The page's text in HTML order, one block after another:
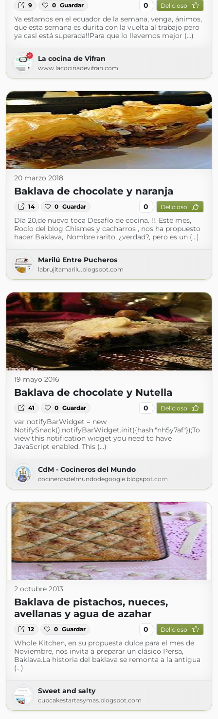
9 0 Guardar 0 Delicioso
Ya estamos en el ecuador de la semana, venga, ánimos,
que esta semana es durita con la vuelta al trabajo pero
ya casi está superada!!Para que lo llevemos mejor (...)
La cocina de Vifran
www.lacocinadevifran.com
20 marzo 2018
Baklava de chocolate y naranja
14 0 Guardar 0 Delicioso
Día 20,de nuevo toca Desafío de cocina. !!. Este mes,
Rocío del blog Chismes y cacharros , nos ha propuesto
hacer Baklava,, Nombre rarito, ¿verdad?, pero es un (...)
Marilú Entre Pucheros
labrujitamarilu.blogspot.com
19 mayo 2016
Baklava de chocolate y Nutella
41 0 Guardar 0 Delicioso
var notifyBarWidget = new
NotifySnack();notifyBarWidget.init({hash:"nh5y7af"});To
view this notification widget you need to have
JavaScript enabled. This (...)
CdM - Cocineros del Mundo
cocinerosdelmundodegoogle.blogspot.com
2 octubre 2013
Baklava de pistachos, nueces,
avellanas y agua de azahar
12 0 Guardar 0 Delicioso
Whole Kitchen, en su propuesta dulce para el mes de
Noviembre, nos invita a preparar un clásico Persa,
Baklava.La historia del baklava se remonta a la antigua
(...)
Sweet and salty
cupcakestartasymas.blogspot.com